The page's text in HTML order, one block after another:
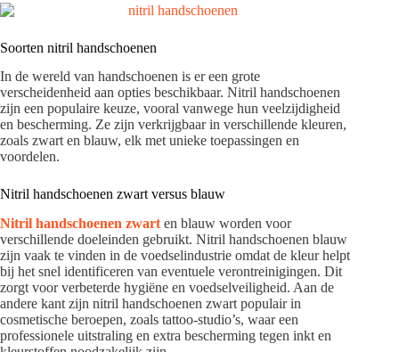
Soorten nitril handschoenen
In de wereld van handschoenen is er een grote
verscheidenheid aan opties beschikbaar. Nitril handschoenen
zijn een populaire keuze, vooral vanwege hun veelzijdigheid
en bescherming. Ze zijn verkrijgbaar in verschillende kleuren,
zoals zwart en blauw, elk met unieke toepassingen en
voordelen.
Nitril handschoenen zwart versus blauw
Nitril handschoenen zwart en blauw worden voor
verschillende doeleinden gebruikt. Nitril handschoenen blauw
zijn vaak te vinden in de voedselindustrie omdat de kleur helpt
bij het snel identificeren van eventuele verontreinigingen. Dit
zorgt voor verbeterde hygiëne en voedselveiligheid. Aan de
andere kant zijn nitril handschoenen zwart populair in
cosmetische beroepen, zoals tattoo-studio’s, waar een
professionele uitstraling en extra bescherming tegen inkt en